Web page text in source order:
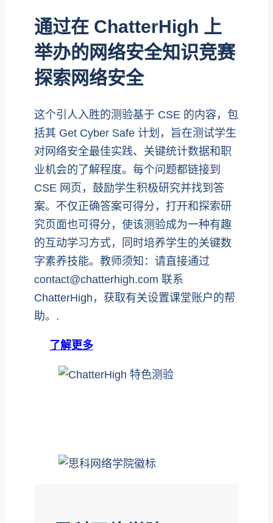
通过在 ChatterHigh 上
举办的网络安全知识竞赛
探索网络安全
这个引人入胜的测验基于 CSE 的内容，包
括其 Get Cyber Safe 计划，旨在测试学生
对网络安全最佳实践、关键统计数据和职
业机会的了解程度。每个问题都链接到
CSE 网页，鼓励学生积极研究并找到答
案。不仅正确答案可得分，打开和探索研
究页面也可得分，使该测验成为一种有趣
的互动学习方式，同时培养学生的关键数
字素养技能。教师须知：请直接通过
contact@chatterhigh.com 联系
ChatterHigh，获取有关设置课堂账户的帮
助。.
了解更多